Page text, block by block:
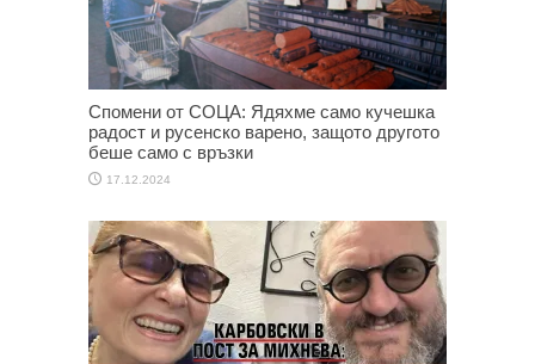
Спомени от СОЦА: Ядяхме само кучешка
радост и русенско варено, защото другото
беше само с връзки
17.12.2024